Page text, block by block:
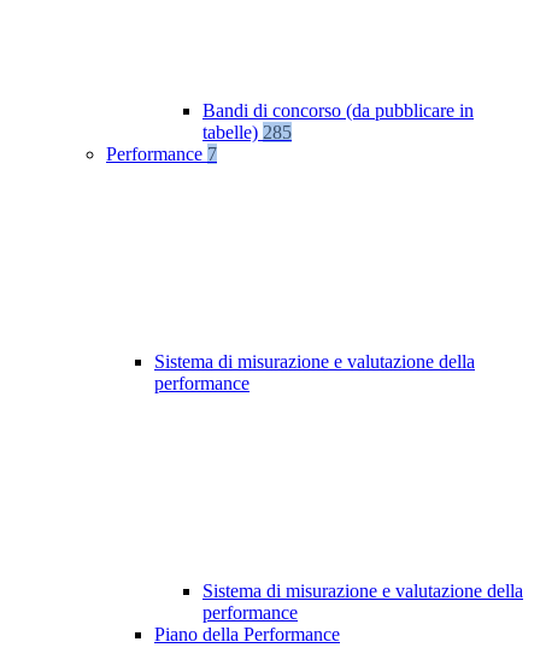
Bandi di concorso (da pubblicare in
tabelle) 285
Performance 7
Sistema di misurazione e valutazione della
performance
Sistema di misurazione e valutazione della
performance
Piano della Performance